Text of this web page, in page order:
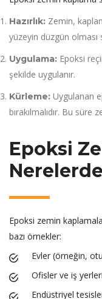
Hazırlık: Zemin,
yüzeyin düzgün olması
Uygulama: Epoksi
şekilde uygulanır.
Kürleme: Uygulanan
bırakılmalıdır. Bu
Epoksi
Epoksi zemin
bazı örnekler:
Evler (örneğin,
Ofisler ve iş yerleri
Endüstriyel